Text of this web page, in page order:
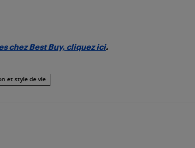
chez Best Buy, cliquez ici.
et style de vie